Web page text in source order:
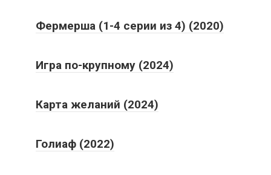
Фермерша (1-4 серии из 4) (2020)
Игра по-крупному (2024)
Карта желаний (2024)
Голиаф (2022)